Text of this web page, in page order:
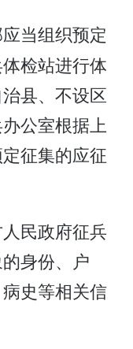
当组织预定
检站进行体
县、不设区
公室根据上
征集的应征
民政府征兵
身份、户
史等相关信